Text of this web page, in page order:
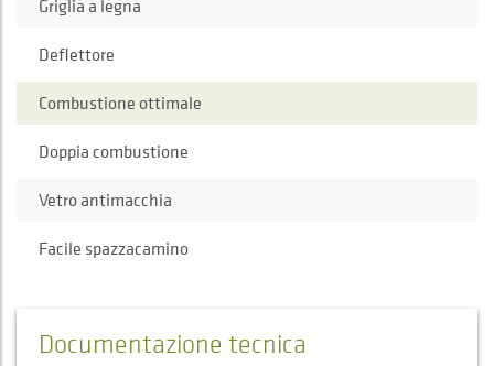
Griglia a legna
Deflettore
Combustione ottimale
Doppia combustione
Vetro antimacchia
Facile spazzacamino
Documentazione tecnica